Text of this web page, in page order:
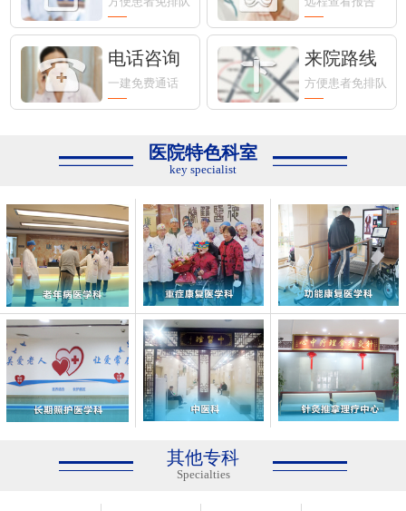
守正创新防癌路｜我院＂中医防癌...
普法宣传|净化网络环境，打击网...
【医讯】义乌中西医结合医院专家...
照见疲劳，携手同行”——SEID灯...
【医讯】“上海肿瘤专家何裕民教...
邵逸夫医院授予义乌中西医结合医...
【郭氏医学传承研究室浙江站】签...
北京御医空降义乌！【郭氏医学传...
电话咨询
一建免费通话
来院路线
方便患者免排队
医院特色科室
key specialist
其他专科
Specialties